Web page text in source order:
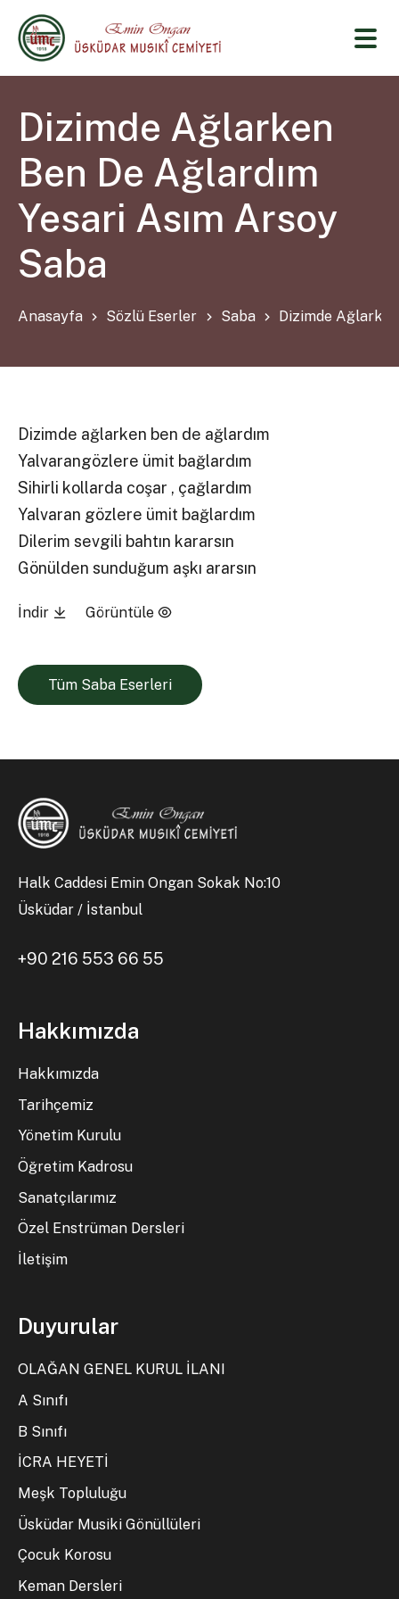
Dizimde Ağlarken
Ben De Ağlardım
Yesari Asım Arsoy
Saba
Anasayfa Sözlü Eserler Saba Dizimde
Dizimde ağlarken ben de ağlardım
Yalvarangözlere ümit bağlardım
Sihirli kollarda coşar , çağlardım
Yalvaran gözlere ümit bağlardım
Dilerim sevgili bahtın kararsın
Gönülden sunduğum aşkı ararsın
İndir Görüntüle
Tüm Saba Eserleri
Halk Caddesi Emin Ongan Sokak No:10
Üsküdar / İstanbul
+90 216 553 66 55
Hakkımızda
Hakkımızda
Tarihçemiz
Yönetim Kurulu
Öğretim Kadrosu
Sanatçılarımız
Özel Enstrüman Dersleri
İletişim
Duyurular
OLAĞAN GENEL KURUL İLANI
A Sınıfı
B Sınıfı
İCRA HEYETİ
Meşk Topluluğu
Üsküdar Musiki Gönüllüleri
Çocuk Korosu
Keman Dersleri